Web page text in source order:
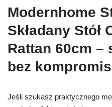
Modernhome
Składany Stół
Rattan 60cm –
bez
Jeśli szukasz praktycznego